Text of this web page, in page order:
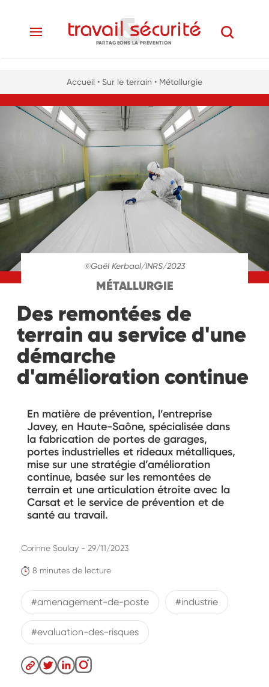
PARTAGEONS LA PRÉVENTION
Accueil • Sur le terrain • Métallurgie
©Gaël Kerbaol/INRS/2023
MÉTALLURGIE
Des remontées de
terrain au service d'une
démarche
d'amélioration continue
En matière de prévention, l’entreprise
Javey, en Haute-Saône, spécialisée dans
la fabrication de portes de garages,
portes industrielles et rideaux métalliques,
mise sur une stratégie d’amélioration
continue, basée sur les remontées de
terrain et une articulation étroite avec la
Carsat et le service de prévention et de
santé au travail.
8 minutes de lecture
Corinne Soulay - 29/11/2023
#amenagement-de-poste #industrie
#evaluation-des-risques